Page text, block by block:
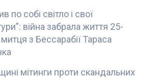
по собі світло і свої
війна забрала життя 25-
митця з Бессарабії Тараса
мітинги проти скандальних